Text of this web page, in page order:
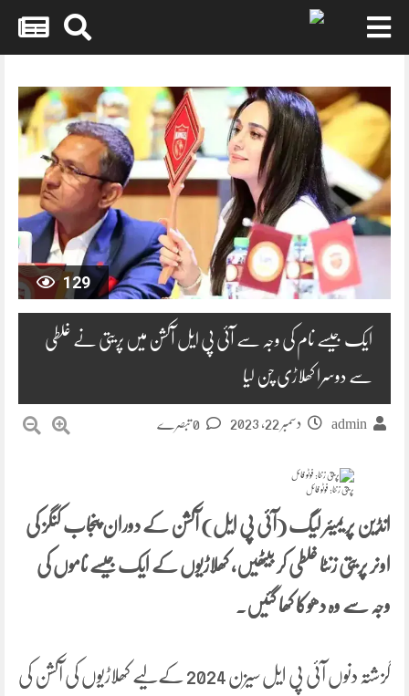
content
129
ایک جیسے نام کی وجہ سے آئی پی ایل آکشن میں پریتی نے غلطی
سے دوسرا کھلاڑی چن لیا
admin دسمبر 22, 2023
پریتی زنٹا: فوٹو فائل
انڈین پریمیئر لیگ (آئی پی ایل) آکشن کے دوران پنجاب کنگز کی
اونر پریتی زنٹا غلطی کر بیٹھیں، کھلاڑیوں کے ایک جیسے ناموں کی
وجہ سے وہ دھوکا کھا گئیں۔
گزشتہ دنوں آئی پی ایل سیزن 2024 کےلیے کھلاڑیوں کی آکشن کی